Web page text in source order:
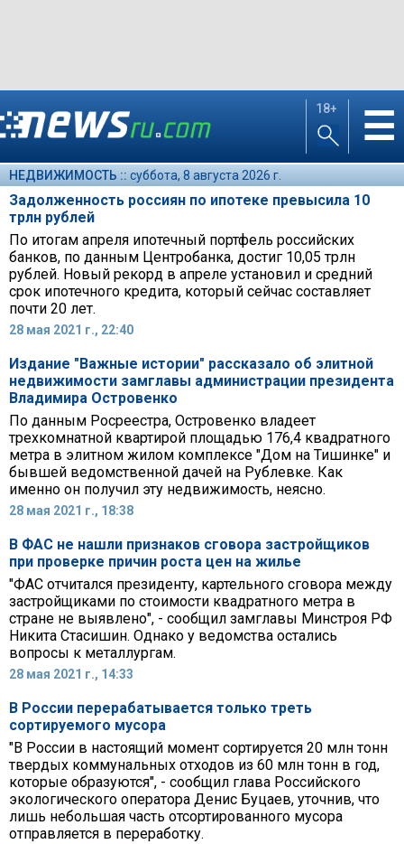
18+ ☰
НЕДВИЖИМОСТЬ :: суббота, 8 августа 2026 г.
Задолженность россиян по ипотеке превысила 10
трлн рублей
По итогам апреля ипотечный портфель российских
банков, по данным Центробанка, достиг 10,05 трлн
рублей. Новый рекорд в апреле установил и средний
срок ипотечного кредита, который сейчас составляет
почти 20 лет.
28 мая 2021 г., 22:40
Издание "Важные истории" рассказало об элитной
недвижимости замглавы администрации президента
Владимира Островенко
По данным Росреестра, Островенко владеет
трехкомнатной квартирой площадью 176,4 квадратного
метра в элитном жилом комплексе "Дом на Тишинке" и
бывшей ведомственной дачей на Рублевке. Как
именно он получил эту недвижимость, неясно.
28 мая 2021 г., 18:38
В ФАС не нашли признаков сговора застройщиков
при проверке причин роста цен на жилье
"ФАС отчитался президенту, картельного сговора между
застройщиками по стоимости квадратного метра в
стране не выявлено", - сообщил замглавы Минстроя РФ
Никита Стасишин. Однако у ведомства остались
вопросы к металлургам.
28 мая 2021 г., 14:33
В России перерабатывается только треть
сортируемого мусора
"В России в настоящий момент сортируется 20 млн тонн
твердых коммунальных отходов из 60 млн тонн в год,
которые образуются", - сообщил глава Российского
экологического оператора Денис Буцаев, уточнив, что
лишь небольшая часть отсортированного мусора
отправляется в переработку.